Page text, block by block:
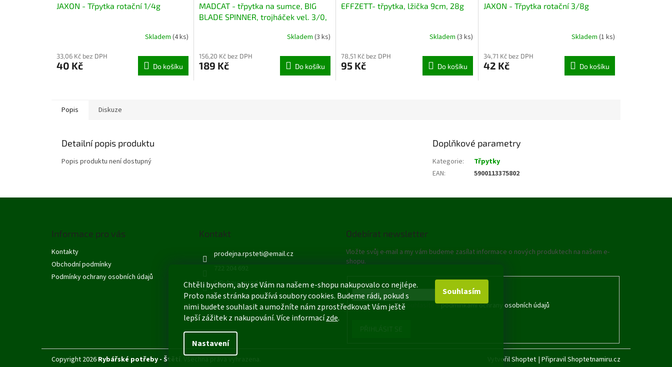
Chtěli bychom, aby se Vám na našem e-shopu nakupovalo co nejlépe.
Proto naše stránka používá soubory cookies. Budeme rádi, pokud s
nimi budete souhlasit a umožníte nám zprostředkovat Vám ještě
lepší zážitek z nakupování. Více informacízde.
Nastavení
Souhlasím
JAXON - Třpytka rotační 1/4g
Skladem (4 ks)
33,06 Kč bez DPH
40 Kč Do košíku
MADCAT - třpytka na sumce, BIG
BLADE SPINNER, trojháček vel. 3/0,
Skladem (3 ks)
156,20 Kč bez DPH
189 Kč Do košíku
EFFZETT- třpytka, lžička 9cm, 28g
Skladem (3 ks)
78,51 Kč bez DPH
95 Kč Do košíku
JAXON - Třpytka rotační 3/8g
Skladem (1 ks)
34,71 Kč bez DPH
42 Kč Do košíku
Popis Diskuze
Detailní popis produktu
Popis produktu není dostupný
Doplňkové parametry
Kategorie:
Třpytky
EAN: 5900113375802
Informace pro vás
Kontakty
Obchodní podmínky
Podmínky ochrany osobních údajů
Kontakt
prodejna.rpsteti@email.cz
S Rybou - prodejna
Odebírat newsletter
Vložte svůj e-mail a my vám budeme zasílat informace o nových produktech na našem e-
shopu.
E-mail
Vložením e-mailu souhlasíte spodmínkami ochrany osobních údajů
Vytvořil Shoptet | Připravil Shoptetnamiru.cz
Copyright 2026 Rybářské potřeby - Štětí